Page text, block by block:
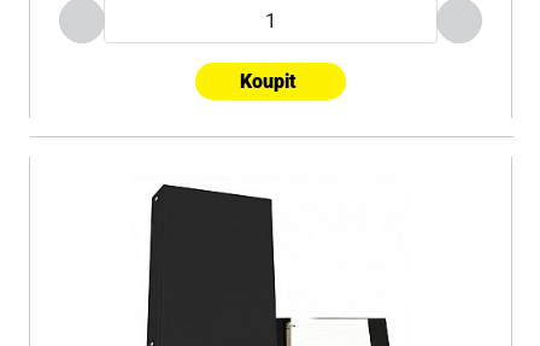
Koupit